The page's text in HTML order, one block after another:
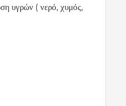
υγρών ( νερό, χυμός,